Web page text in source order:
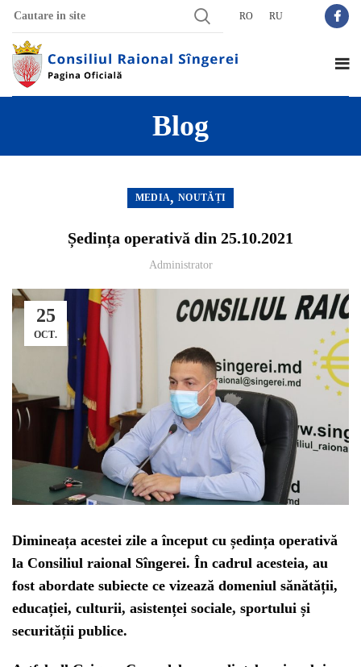
RO RU
Blog
MEDIA,NOUTĂȚI
Ședința operativă din 25.10.2021
Administrator
25
OCT.
Dimineața acestei zile a început cu ședința operativă
la Consiliul raional Sîngerei. În cadrul acesteia, au
fost abordate subiecte ce vizează domeniul sănătății,
educației, culturii, asistenței sociale, sportului și
securității publice.